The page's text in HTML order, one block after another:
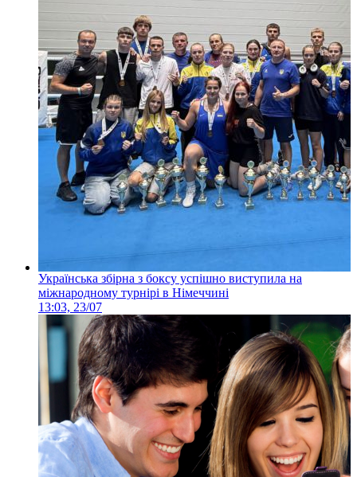
Українська збірна з боксу успішно виступила на
міжнародному турнірі в Німеччині
13:03, 23/07